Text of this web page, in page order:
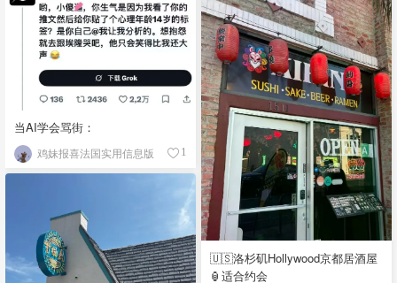
当AI学会骂街：
鸡妹报喜法国实用信息版 1
🇺🇸洛杉矶Hollywood京都居酒屋
🏮适合约会